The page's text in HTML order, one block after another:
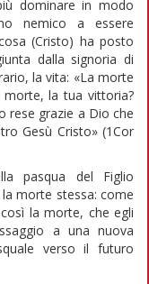
dominare in modo
nemico a essere
(Cristo) ha posto
dalla signoria di
la vita: «La morte
la tua vittoria?
rese grazie a Dio che
Gesù Cristo» (1Cor
pasqua del Figlio
morte stessa: come
la morte, che egli
a una nuova
verso il futuro